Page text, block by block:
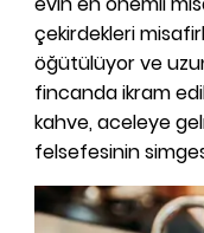
çekirdekleri
öğütülüyor ve
fincanda ikram
kahve, aceleye
felsefesinin